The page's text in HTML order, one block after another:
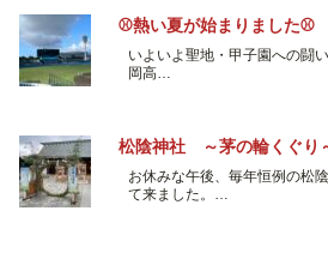
⚾熱い夏が始まりました⚾
いよいよ聖地・甲子園への闘
岡高…
松陰神社 ～茅の輪くぐり
お休みな午後、毎年恒例の松
て来ました。…